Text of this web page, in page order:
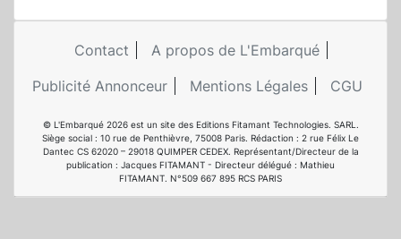
Contact
A propos de L'Embarqué
Publicité Annonceur
Mentions Légales CGU
© L'Embarqué 2026 est un site des Editions Fitamant Technologies. SARL.
Siège social : 10 rue de Penthièvre, 75008 Paris. Rédaction : 2 rue Félix Le
Dantec CS 62020 – 29018 QUIMPER CEDEX. Représentant/Directeur de la
publication : Jacques FITAMANT - Directeur délégué : Mathieu
FITAMANT. N°509 667 895 RCS PARIS